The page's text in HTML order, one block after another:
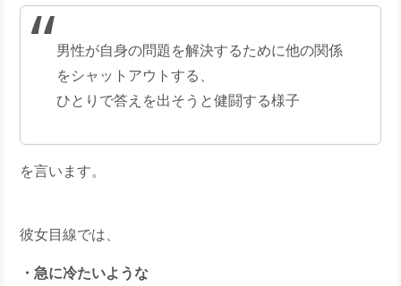
男性が自身の問題を解決するために他の関係
をシャットアウトする、
ひとりで答えを出そうと健闘する様子
を言います。
彼女目線では、
・急に冷たいような